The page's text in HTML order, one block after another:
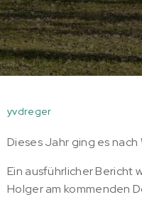
yvdreger
Dieses Jahr ging es nach
Ein ausführlicher Bericht
Holger am kommenden